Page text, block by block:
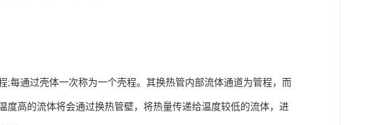
每通过壳体一次称为一个壳程。其换热管内部流体通道为管程，而
高的流体将会通过换热管壁，将热量传递给温度较低的流体，进